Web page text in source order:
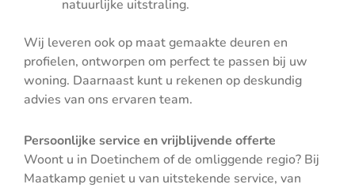
natuurlijke uitstraling.
Wij leveren ook op maat gemaakte deuren en
profielen, ontworpen om perfect te passen bij uw
woning. Daarnaast kunt u rekenen op deskundig
advies van ons ervaren team.
Persoonlijke service en vrijblijvende offerte
Woont u in Doetinchem of de omliggende regio? Bij
Maatkamp geniet u van uitstekende service, van